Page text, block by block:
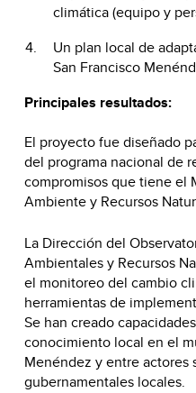
climática (equipo y
Un plan local de
San Francisco
Principales resultados:
El proyecto fue diseñado
del programa nacional de
compromisos que tiene el
Ambiente y Recursos
La Dirección del
Ambientales y Recursos
el monitoreo del cambio
herramientas de
Se han creado
conocimiento local en el
Menéndez y entre actores
gubernamentales locales.